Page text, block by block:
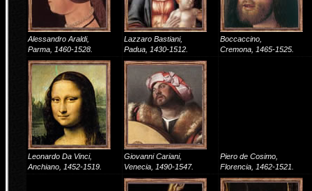
Alessandro Araldi,
Parma, 1460-1528.
Lazzaro Bastiani,
Padua, 1430-1512.
Boccaccino,
Cremona, 1465-1525.
Leonardo Da Vinci,
Anchiano, 1452-1519.
Giovanni Cariani,
Venecia, 1490-1547.
Piero de Cosimo,
Florencia, 1462-1521.